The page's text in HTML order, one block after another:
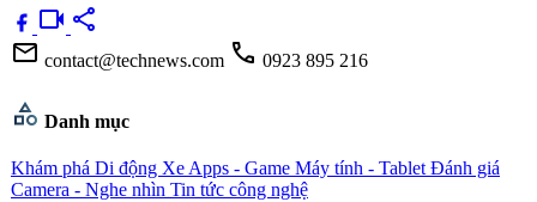
videocam share
mail contact@technews.com call 0923 895 216
category Danh mục
Khám phá Di động Xe Apps - Game Máy tính - Tablet Đánh giá
Camera - Nghe nhìn Tin tức công nghệ